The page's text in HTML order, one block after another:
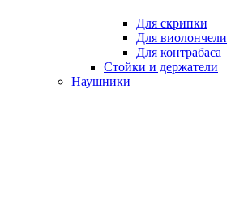
Для скрипки
Для виолончели
Для контрабаса
Стойки и держатели
Наушники